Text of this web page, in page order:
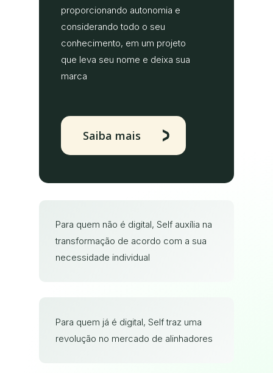
proporcionando autonomia e
considerando todo o seu
conhecimento, em um projeto
que leva seu nome e deixa sua
marca
Saiba mais
Para quem não é digital, Self auxília na
transformação de acordo com a sua
necessidade individual
Para quem já é digital, Self traz uma
revolução no mercado de alinhadores